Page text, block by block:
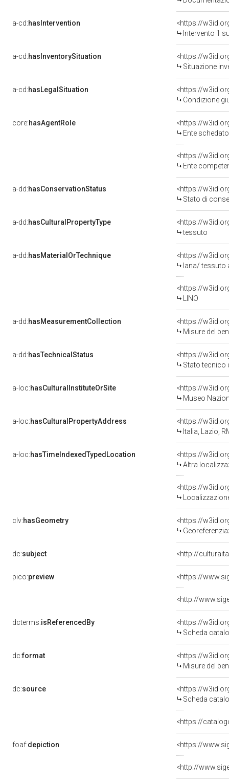
a-cd:hasIntervention
<https://
Intervento 1
a-cd:hasInventorySituation
<https://
Situazione
a-cd:hasLegalSituation
<https://
Condizione
core:hasAgentRole
<https://
Ente
<https://
Ente competente
a-dd:hasConservationStatus
<https://
Stato di
a-dd:hasCulturalPropertyType
<https://
tessuto
a-dd:hasMaterialOrTechnique
<https://
lana/ tessuto
<https://
LINO
a-dd:hasMeasurementCollection
<https://
Misure del
a-dd:hasTechnicalStatus
<https://
Stato tecnico
a-loc:hasCulturalInstituteOrSite
<https://
Museo
a-loc:hasCulturalPropertyAddress
<https://
Italia, Lazio,
a-loc:hasTimeIndexedTypedLocation
<https://
Altra
<https://
clv:hasGeometry
<https://
dc:subject <http://
pico:preview
dcterms:isReferencedBy
<https://
Scheda
dc:format
<https://
Misure del
dc:source
<https://
Scheda
<https://
foaf:depiction